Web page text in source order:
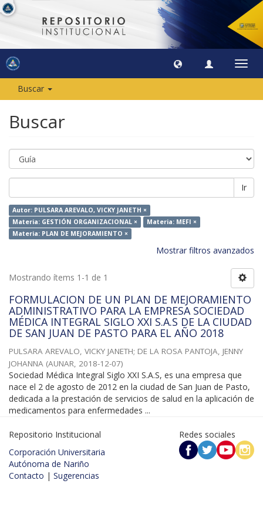
Buscar
Buscar
Ir
Autor: PULSARA AREVALO, VICKY JANETH ×
Materia: GESTIÓN ORGANIZACIONAL ×
Materia: MEFI ×
Materia: PLAN DE MEJORAMIENTO ×
Mostrar filtros avanzados
Mostrando ítems 1-1 de 1
FORMULACION DE UN PLAN DE MEJORAMIENTO
ADMINISTRATIVO PARA LA EMPRESA SOCIEDAD
MÉDICA INTEGRAL SIGLO XXI S.A.S DE LA CIUDAD
DE SAN JUAN DE PASTO PARA EL AÑO 2018
PULSARA AREVALO, VICKY JANETH; DE LA ROSA PANTOJA, JENNY
JOHANNA (AUNAR, 2018-12-07)
Sociedad Médica Integral Siglo XXI S.A.S, es una empresa que
nace el 2 de agosto de 2012 en la ciudad de San Juan de Pasto,
dedicada a la prestación de servicios de salud en la aplicación de
medicamentos para enfermedades ...
Repositorio Institucional
Corporación Universitaria
Autónoma de Nariño
Contacto | Sugerencias
Redes sociales